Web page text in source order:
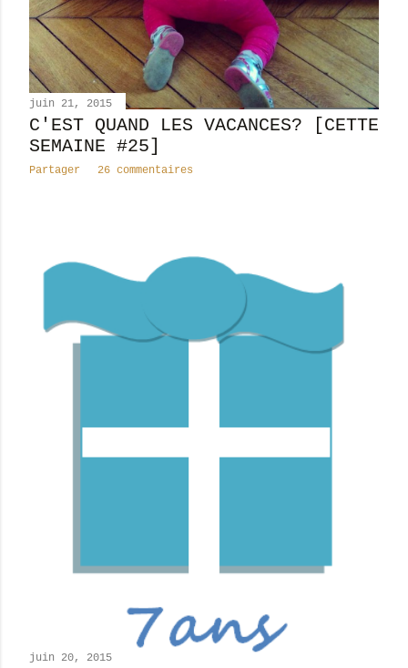
juin 21, 2015
C'EST QUAND LES VACANCES? [CETTE
SEMAINE #25]
Partager 26 commentaires
juin 20, 2015